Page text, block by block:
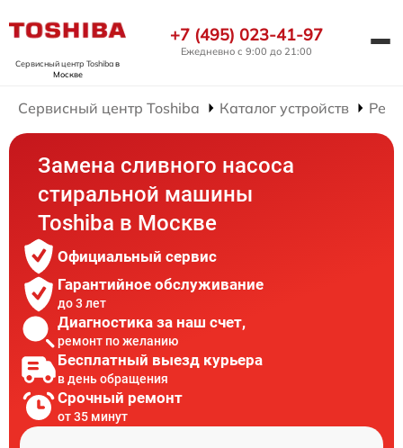
Сервисный центр Toshibaв
Москве
+7 (495) 023-41-97
Ежедневно с 9:00 до 21:00
Сервисный центр Toshiba Каталог устройств
Замена сливного насоса
стиральной машины
Toshiba в Москве
Официальный сервис
Гарантийное обслуживание
до 3 лет
Диагностика за наш счет,
ремонт по желанию
Бесплатный выезд курьера
в день обращения
Срочный ремонт
от 35 минут